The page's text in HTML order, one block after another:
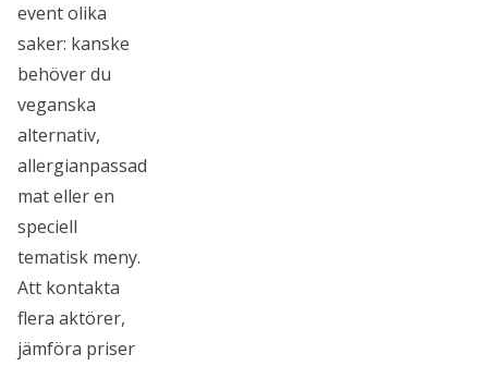
event olika
saker: kanske
behöver du
veganska
alternativ,
allergianpassad
mat eller en
speciell
tematisk meny.
Att kontakta
flera aktörer,
jämföra priser